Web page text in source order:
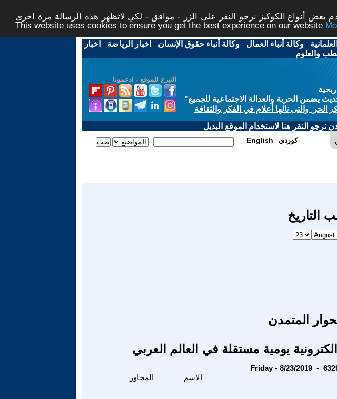
بعض أنواع الكوكيز نرجو النقر على الزر - موافق - لكي لاتظهر هذه الرسالة مرة اخرى -
This website uses cookies to ensure you get the best experience on our website
-وكالة أنباء العمال -وكالة أنباء حقوق الإنسان - اخبار الرياضة - اخبار
والعلوم
التبرع للموقع - ادعمونا
الحرية والعدالة الاجتماعية للجميع"
والتى نالها أعلام في الفكر والثقافة
نرجو النقر هنا لاستخدام الموقع البديل
English كوردي
التاريخ
المتمدن
يومية مستقلة في العالم العربي
الاسم